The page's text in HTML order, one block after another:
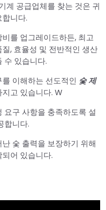
계 공급업체를 찾는 것은 귀
니다.
를 업그레이드하든, 최고
, 효율성 및 전반적인 생산
수 있습니다.
이해하는 선도적인 숯 제
고 있습니다. W
요구 사항을 충족하도록 설
합니다.
숯 출력을 보장하기 위해
어 있습니다.